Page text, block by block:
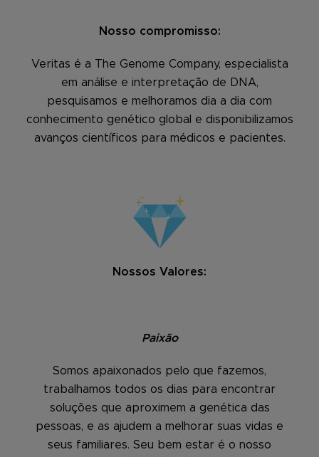
Nosso compromisso:
Veritas é a The Genome Company, especialista
em análise e interpretação de DNA,
pesquisamos e melhoramos dia a dia com
conhecimento genético global e disponibilizamos
avanços científicos para médicos e pacientes.
Nossos Valores:
Paixão
Somos apaixonados pelo que fazemos,
trabalhamos todos os dias para encontrar
soluções que aproximem a genética das
pessoas, e as ajudem a melhorar suas vidas e
seus familiares. Seu bem estar é o nosso